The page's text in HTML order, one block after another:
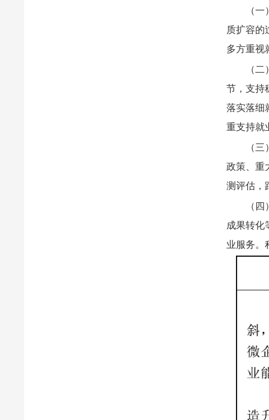
（
质扩容的
多方重视
（
节，支持
落实落细
重支持就
（
政策、重
测评估，
（
成果转化
业服务。